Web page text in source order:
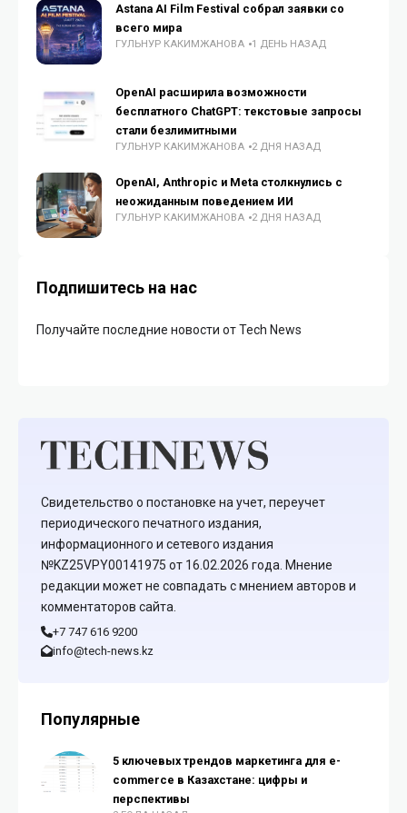
Astana AI Film Festival собрал заявки со
всего мира
ГУЛЬНУР КАКИМЖАНОВА 1 ДЕНЬ НАЗАД
OpenAI расширила возможности
бесплатного ChatGPT: текстовые запросы
стали безлимитными
ГУЛЬНУР КАКИМЖАНОВА 2 ДНЯ НАЗАД
OpenAI, Anthropic и Meta столкнулись с
неожиданным поведением ИИ
ГУЛЬНУР КАКИМЖАНОВА 2 ДНЯ НАЗАД
Подпишитесь на нас
Получайте последние новости от Tech News
Свидетельство о постановке на учет, переучет
периодического печатного издания,
информационного и сетевого издания
№KZ25VPY00141975 от 16.02.2026 года. Мнение
редакции может не совпадать с мнением авторов и
комментаторов сайта.
+7 747 616 9200
info@tech-news.kz
Популярные
5 ключевых трендов маркетинга для e-
commerce в Казахстане: цифры и
перспективы